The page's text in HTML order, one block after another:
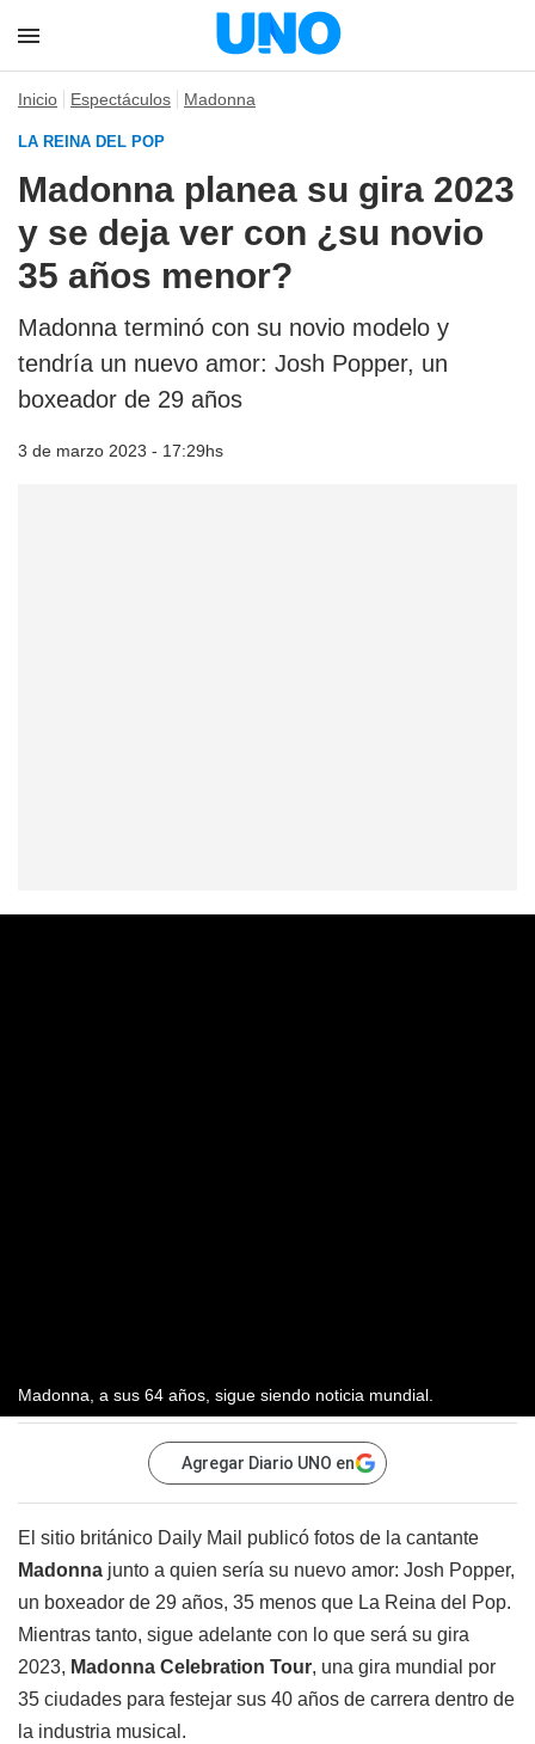
Inicio Espectáculos Madonna
LA REINA DEL POP
Madonna planea su gira 2023
y se deja ver con ¿su novio
35 años menor?
Madonna terminó con su novio modelo y
tendría un nuevo amor: Josh Popper, un
boxeador de 29 años
3 de marzo 2023 - 17:29hs
Madonna, a sus 64 años, sigue siendo noticia mundial.
Agregar Diario UNO en
El sitio británico Daily Mail publicó fotos de la cantante
Madonna junto a quien sería su nuevo amor: Josh Popper,
un boxeador de 29 años, 35 menos que La Reina del Pop.
Mientras tanto, sigue adelante con lo que será su gira
2023, Madonna Celebration Tour, una gira mundial por
35 ciudades para festejar sus 40 años de carrera dentro de
la industria musical.